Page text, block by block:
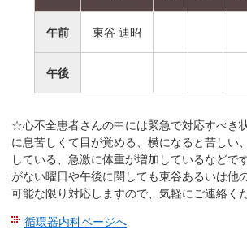
午前 東谷 迪昭
午後
☆心不全患者さんの中には緊急で対応すべき
に息苦しくて目が覚める、横になると苦しい
している、急激に体重が増加しているなどで
がない曜日や午後に関しても東谷あるいは他
可能な限り対応しますので、気軽にご連絡くだ
循環器内科ページへ